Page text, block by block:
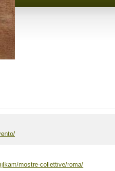
mostre-collettive/roma/